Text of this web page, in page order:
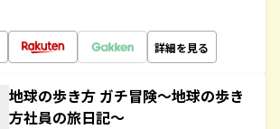
詳細を見る
地球の歩き方 ガチ冒険～地球の歩き
方社員の旅日記～